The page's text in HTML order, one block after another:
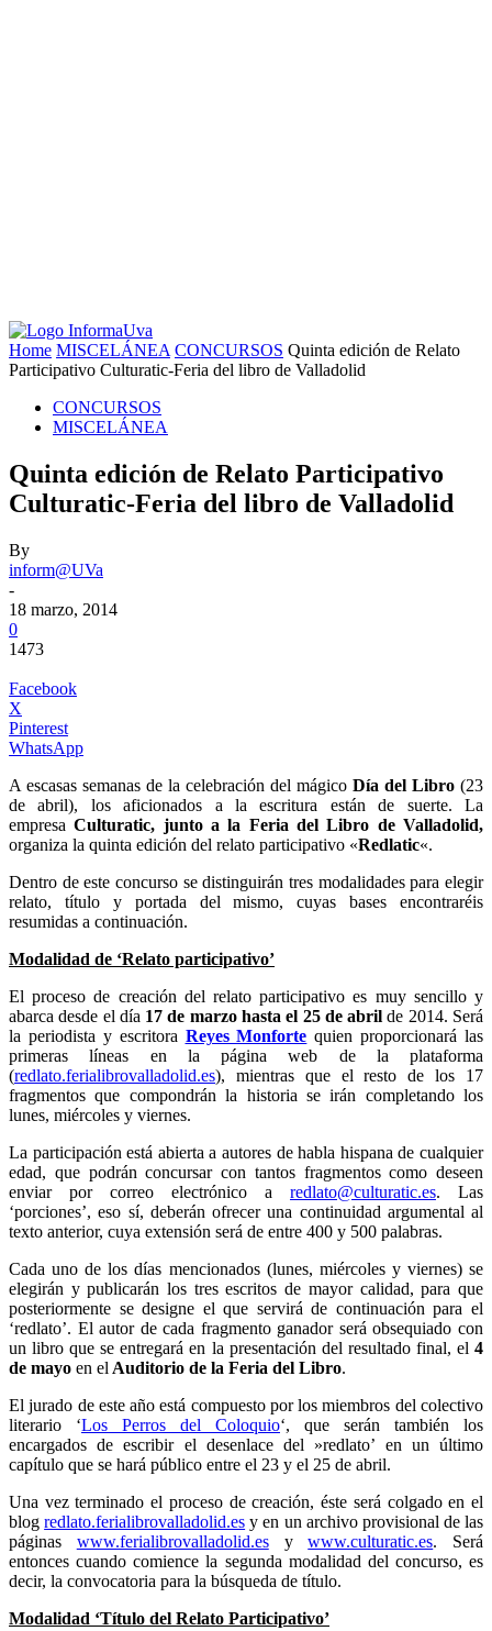
Home MISCELÁNEA CONCURSOS Quinta edición de Relato
Participativo Culturatic-Feria del libro de Valladolid
CONCURSOS
MISCELÁNEA
Quinta edición de Relato Participativo
Culturatic-Feria del libro de Valladolid
By
inform@UVa
-
18 marzo, 2014
0
1473
Facebook
X
Pinterest
WhatsApp
A escasas semanas de la celebración del mágico Día del Libro (23
de abril), los aficionados a la escritura están de suerte. La
empresaCulturatic, junto a la Feria del Libro de Valladolid,
organiza la quinta edición del relato participativo «Redlatic«.
Dentro de este concurso se distinguirán tres modalidades para elegir
relato, título y portada del mismo, cuyas bases encontraréis
resumidas a continuación.
Modalidad de ‘Relato participativo’
El proceso de creación del relato participativo es muy sencillo y
abarca desde el día 17 de marzo hasta el 25 de abril de 2014. Será
la periodista y escritora Reyes Monforte quien proporcionará las
primeras líneas en la página web de la plataforma
(redlato.ferialibrovalladolid.es), mientras que el resto de los 17
fragmentos que compondrán la historia se irán completando los
lunes, miércoles y viernes.
La participación está abierta a autores de habla hispana de cualquier
edad, que podrán concursar con tantos fragmentos como deseen
enviar por correo electrónico a redlato@culturatic.es. Las
‘porciones’, eso sí, deberán ofrecer una continuidad argumental al
texto anterior, cuya extensión será de entre 400 y 500 palabras.
Cada uno de los días mencionados (lunes, miércoles y viernes) se
elegirán y publicarán los tres escritos de mayor calidad, para que
posteriormente se designe el que servirá de continuación para el
‘redlato’. El autor de cada fragmento ganador será obsequiado con
un libro que se entregará en la presentación del resultado final, el 4
de mayo en el Auditorio de la Feria del Libro.
El jurado de este año está compuesto por los miembros del colectivo
literario ‘Los Perros del Coloquio‘, que serán también los
encargados de escribir el desenlace del »redlato’ en un último
capítulo que se hará público entre el 23 y el 25 de abril.
Una vez terminado el proceso de creación, éste será colgado en el
blogredlato.ferialibrovalladolid.es y en un archivo provisional de las
páginas www.ferialibrovalladolid.esywww.culturatic.es. Será
entonces cuando comience la segunda modalidad del concurso, es
decir, la convocatoria para la búsqueda de título.
Modalidad ‘Título del Relato Participativo’